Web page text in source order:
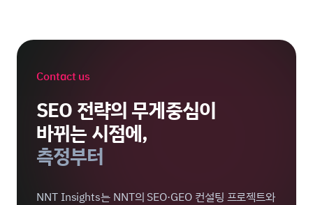
Contact us
SEO 전략의 무게중심이
바뀌는 시점에,
측정부터
NNT Insights는 NNT의 SEO·GEO 컨설팅 프로젝트와